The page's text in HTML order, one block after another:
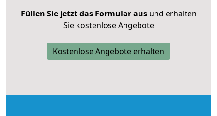
Füllen Sie jetzt das Formular ausund erhalten
Sie kostenlose Angebote
Kostenlose Angebote erhalten